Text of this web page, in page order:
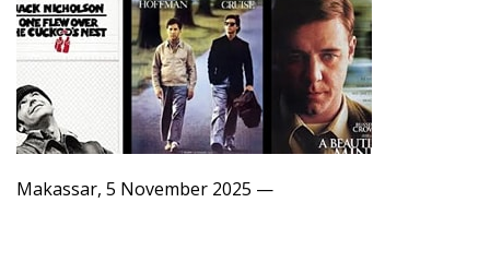
Makassar, 5 November 2025 —